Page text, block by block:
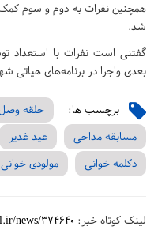
همچنین نفرات به دوم و سوم
شد.
گفتنی است نفرات با استعداد
بعدی واجرا در برنامه‌های هیاتی
برچسب ها: حلقه
مسابقه مداحی
عید غدیر
دکلمه خوانی
مولودی خوانی
لینک کوتاه خبر: news/374640